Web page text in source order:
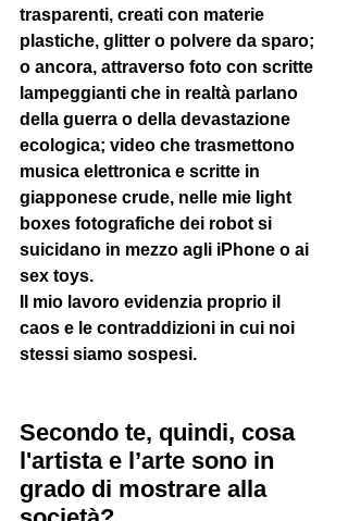
trasparenti, creati con materie
plastiche, glitter o polvere da sparo;
o ancora, attraverso foto con scritte
lampeggianti che in realtà parlano
della guerra o della devastazione
ecologica; video che trasmettono
musica elettronica e scritte in
giapponese crude, nelle mie light
boxes fotografiche dei robot si
suicidano in mezzo agli iPhone o ai
sex toys.
Il mio lavoro evidenzia proprio il
caos e le contraddizioni in cui noi
stessi siamo sospesi.
Secondo te, quindi, cosa
l'artista e l’arte sono in
grado di mostrare alla